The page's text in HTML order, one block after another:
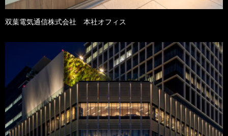
双葉電気通信株式会社 本社オフィス